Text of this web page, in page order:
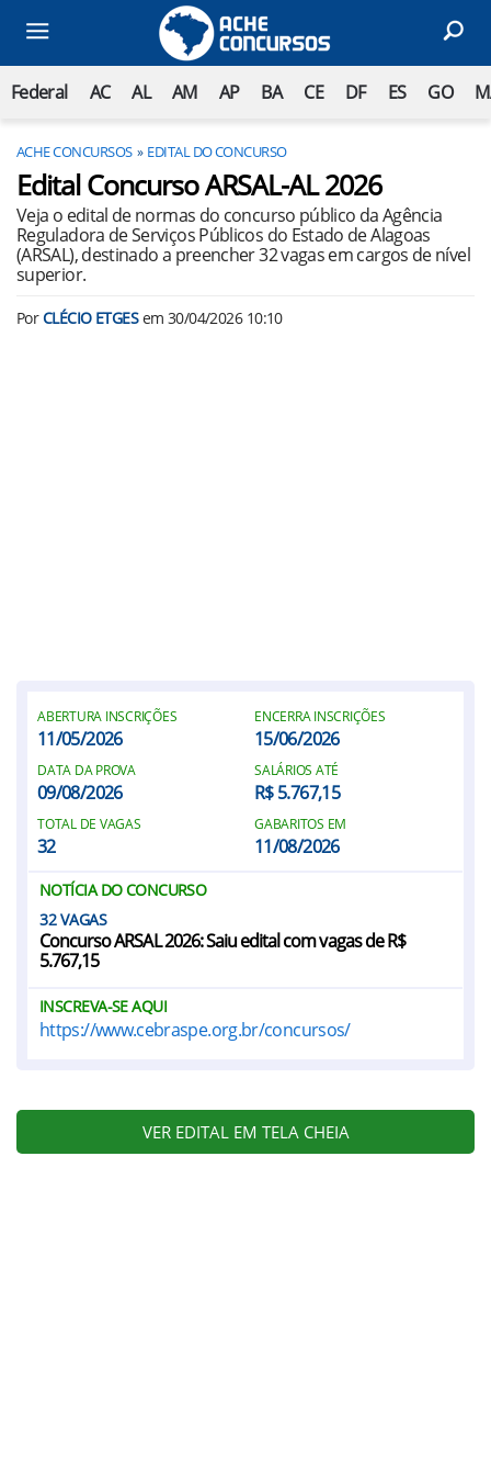
Federal AC AL AM AP BA CE DF ES GO
ACHE CONCURSOS EDITAL DO CONCURSO
Edital Concurso ARSAL-AL 2026
Veja o edital de normas do concurso público da Agência
Reguladora de Serviços Públicos do Estado de Alagoas
(ARSAL), destinado a preencher 32 vagas em cargos de nível
superior.
PorCLÉCIO ETGESem 30/04/2026 10:10
ABERTURA INSCRIÇÕES
11/05/2026
ENCERRA INSCRIÇÕES
15/06/2026
DATA DA PROVA
09/08/2026
SALÁRIOS ATÉ
R$ 5.767,15
TOTAL DE VAGAS
32
GABARITOS EM
11/08/2026
NOTÍCIA DO CONCURSO
32
Concurso ARSAL 2026: Saiu edital com vagas de R$
5.767,15
INSCREVA-SE AQUI
https://www.cebraspe.org.br/concursos/
VER EDITAL EM TELA CHEIA